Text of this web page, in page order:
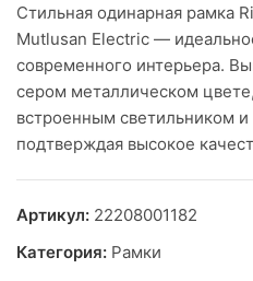
Стильная одинарная рамка
Mutlusan Electric —
современного интерьера.
сером металлическом
встроенным светильником
подтверждая высокое
Артикул: 22208001182
Категория: Рамки